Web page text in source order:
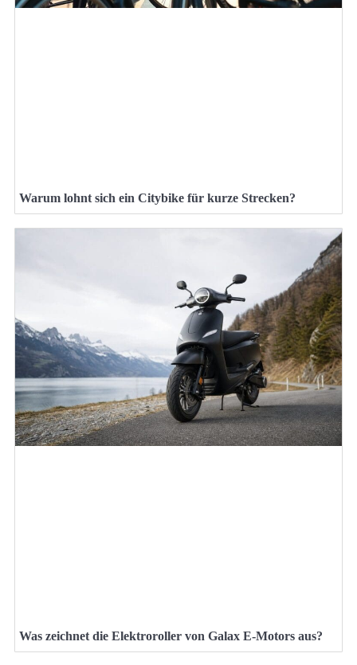
Warum lohnt sich ein Citybike für kurze Strecken?
Was zeichnet die Elektroroller von Galax E-Motors aus?